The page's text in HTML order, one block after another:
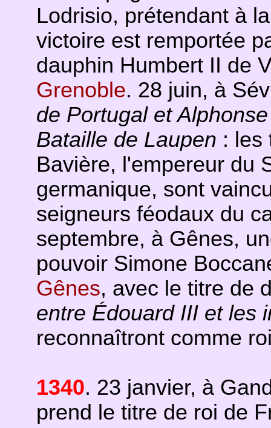
Lodrisio, prétendant à
victoire est remportée
dauphin Humbert II de
Grenoble. 28 juin, à
de Portugal et
Bataille de Laupen : les
Bavière, l'empereur du
germanique, sont
seigneurs féodaux du
septembre, à Gênes,
pouvoir Simone
Gênes, avec le titre de
entre Édouard III et les
reconnaîtront comme
1340. 23 janvier, à
prend le titre de roi de